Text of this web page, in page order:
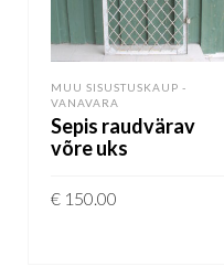
MUU SISUSTUSKAUP -
VANAVARA
Sepis raudvärav
võre uks
€ 150.00